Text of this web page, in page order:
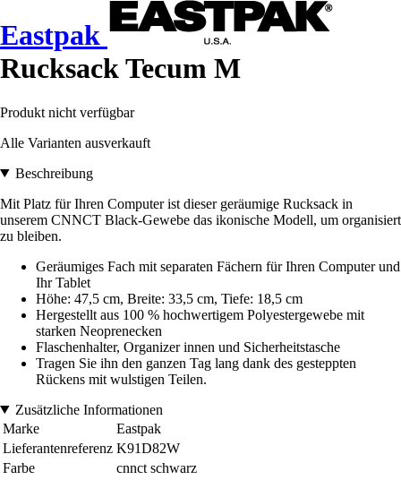
Eastpak
Rucksack Tecum M
Produkt nicht verfügbar
Alle Varianten ausverkauft
Beschreibung
Mit Platz für Ihren Computer ist dieser geräumige Rucksack in
unserem CNNCT Black-Gewebe das ikonische Modell, um organisiert
zu bleiben.
Geräumiges Fach mit separaten Fächern für Ihren Computer und
Ihr Tablet
Höhe: 47,5 cm, Breite: 33,5 cm, Tiefe: 18,5 cm
Hergestellt aus 100 % hochwertigem Polyestergewebe mit
starken Neoprenecken
Flaschenhalter, Organizer innen und Sicherheitstasche
Tragen Sie ihn den ganzen Tag lang dank des gesteppten
Rückens mit wulstigen Teilen.
Zusätzliche Informationen
Marke
Eastpak
Lieferantenreferenz K91D82W
Farbe
cnnct schwarz